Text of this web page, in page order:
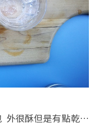
外很酥但是有點乾…